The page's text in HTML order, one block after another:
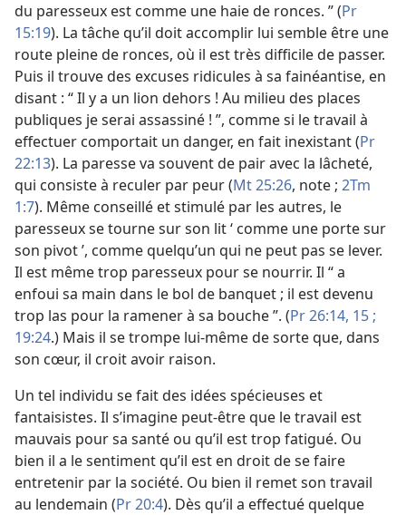
du paresseux est comme une haie de ronces. ” (Pr
15:19). La tâche qu’il doit accomplir lui semble être une
route pleine de ronces, où il est très difficile de passer.
Puis il trouve des excuses ridicules à sa fainéantise, en
disant : “ Il y a un lion dehors ! Au milieu des places
publiques je serai assassiné ! ”, comme si le travail à
effectuer comportait un danger, en fait inexistant (Pr
22:13). La paresse va souvent de pair avec la lâcheté,
qui consiste à reculer par peur (Mt 25:26, note ; 2Tm
1:7). Même conseillé et stimulé par les autres, le
paresseux se tourne sur son lit ‘ comme une porte sur
son pivot ’, comme quelqu’un qui ne peut pas se lever.
Il est même trop paresseux pour se nourrir. Il “ a
enfoui sa main dans le bol de banquet ; il est devenu
trop las pour la ramener à sa bouche ”. (Pr 26:14, 15 ;
19:24.) Mais il se trompe lui-même de sorte que, dans
son cœur, il croit avoir raison.
Un tel individu se fait des idées spécieuses et
fantaisistes. Il s’imagine peut-être que le travail est
mauvais pour sa santé ou qu’il est trop fatigué. Ou
bien il a le sentiment qu’il est en droit de se faire
entretenir par la société. Ou bien il remet son travail
au lendemain (Pr 20:4). Dès qu’il a effectué quelque